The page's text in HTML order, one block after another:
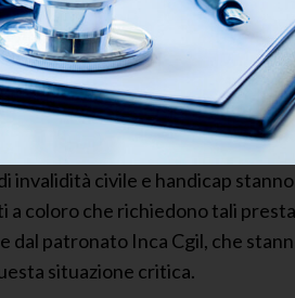
invalidità civile e handicap
coloro che richiedono tali
dal patronato Inca Cgil, che
situazione critica.